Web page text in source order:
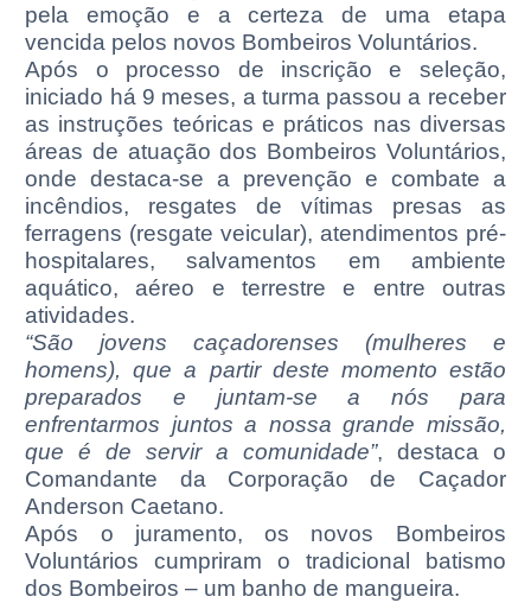
pela emoção e a certeza de uma etapa
vencida pelos novos Bombeiros Voluntários.
Após o processo de inscrição e seleção,
iniciado há 9 meses, a turma passou a receber
as instruções teóricas e práticos nas diversas
áreas de atuação dos Bombeiros Voluntários,
onde destaca-se a prevenção e combate a
incêndios, resgates de vítimas presas as
ferragens (resgate veicular), atendimentos pré-
hospitalares, salvamentos em ambiente
aquático, aéreo e terrestre e entre outras
atividades.
“São jovens caçadorenses (mulheres e
homens), que a partir deste momento estão
preparados e juntam-se a nós para
enfrentarmos juntos a nossa grande missão,
que é de servir a comunidade”, destaca o
Comandante da Corporação de Caçador
Anderson Caetano.
Após o juramento, os novos Bombeiros
Voluntários cumpriram o tradicional batismo
dos Bombeiros – um banho de mangueira.